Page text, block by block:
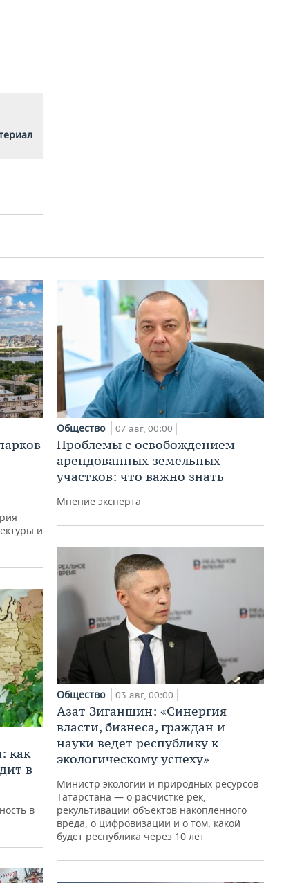
и
как
в
в
Общество 07 авг, 00:00
Проблемы с освобождением
арендованных земельных
участков: что важно знать
Мнение эксперта
Общество 03 авг, 00:00
Азат Зиганшин: «Синергия
власти, бизнеса, граждан и
науки ведет республику к
экологическому успеху»
Министр экологии и природных ресурсов
Татарстана — о расчистке рек,
рекультивации объектов накопленного
вреда, о цифровизации и о том, какой
будет республика через 10 лет